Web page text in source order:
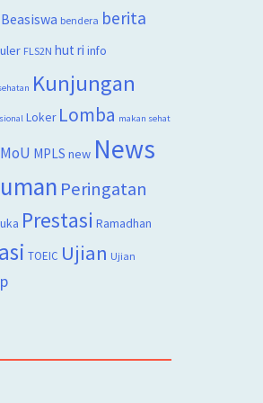
Beasiswa bendera berita
FLS2N hut ri info
Kunjungan
Loker Lomba makan sehat
MoU MPLS new News
Peringatan
Prestasi Ramadhan
TOEIC Ujian Ujian